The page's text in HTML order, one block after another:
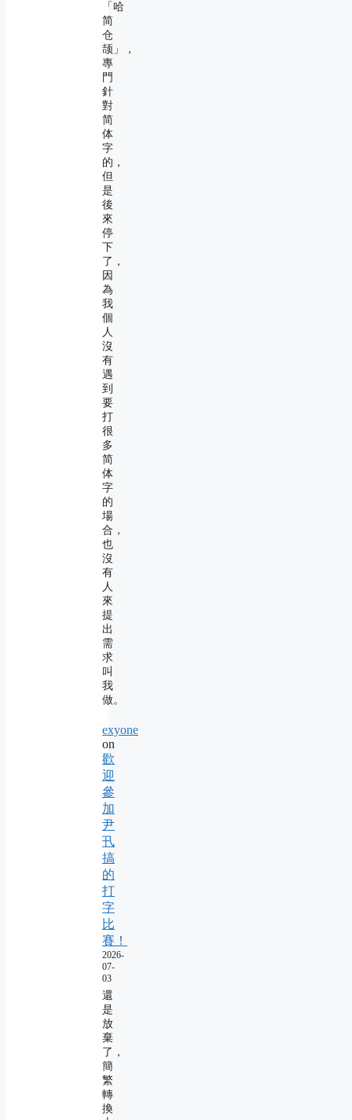
「哈
简
仓
颉」，
專
門
針
對
简
体
字
的，
但
是
後
來
停
下
了，
因
為
我
個
人
沒
有
遇
到
要
打
很
多
简
体
字
的
場
合，
也
沒
有
人
來
提
出
需
求
叫
我
做。
exyone
on
歡
迎
參
加
尹
卂
搞
的
打
字
比
賽！
2026-
07-
03
還
是
放
棄
了，
簡
繁
轉
換